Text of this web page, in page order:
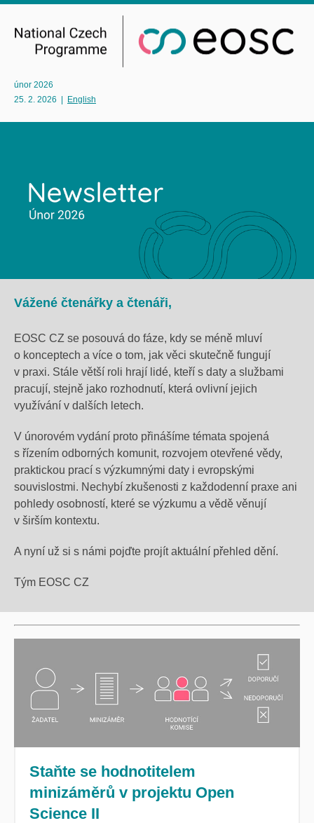
únor 2026
25. 2. 2026
English
Vážené čtenářky a čtenáři,
EOSC CZ se posouvá do fáze, kdy se méně mluví
o konceptech a více o tom, jak věci skutečně fungují
v praxi. Stále větší roli hrají lidé, kteří s daty a službami
pracují, stejně jako rozhodnutí, která ovlivní jejich
využívání v dalších letech.
V únorovém vydání proto přinášíme témata spojená
s řízením odborných komunit, rozvojem otevřené vědy,
praktickou prací s výzkumnými daty i evropskými
souvislostmi. Nechybí zkušenosti z každodenní praxe ani
pohledy osobností, které se výzkumu a vědě věnují
v širším kontextu.
A nyní už si s námi pojďte projít aktuální přehled dění.
Tým EOSC CZ
Staňte se hodnotitelem
minizáměrů v projektu Open
Science II